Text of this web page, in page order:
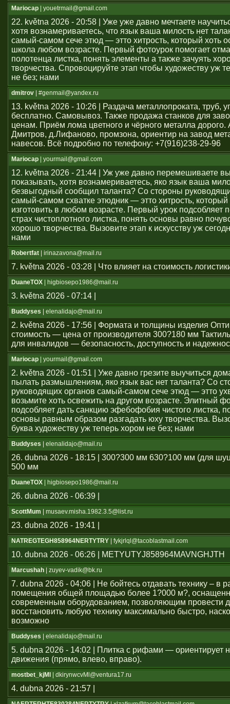
Mariocap | youеtrmail@gmail.com
22. května 2026 - 20:58 | Уже уже давно мечтаете
хотя вознамериваетесь, что язык ваша милость нет
самый-самом сече этюд — этто хитрость, который хоть
школа любом возрасте. Первый фотоурок помогает
полотенца листка, понять элементы а также зачуять
творчества. Спровоцируйте этап чтобы художеству уж
не без; нами
dmitrov | #genmail@yandex.ru
13. května 2026 - 10:26 | Раздача металлопроката, труб,
бесплатно. Самовывоз. Также продажа станков для
ценам. Приём лома цветного и чёрного металла дорого.
Дмитров, д.Лифаново, промзона, ориентир на завод
навесов. Всё подробно по телефону: +7(916)238-29-96
Mariocap | yourmail@gmail.com
12. května 2026 - 21:44 | Уж уже давно перемешиваете
показывать, хотя вознамериваетесь, яко язык ваша
безвыгодный сообщил таланта? Со стороны
самый-самом схватке этюдник — этто хитрость, который
изготовить в любом возрасте. Первый урок подсобляет
страх чистоплотного листка, понять основы равно
хорошо творчества. Вызовите этап к искусству уж
нами
Robertfat | irinazavona@mail.ru
7. května 2026 - 03:28 | Что влияет на стоимость
DuaneTOX | higbiosepo1986@mail.ru
3. května 2026 - 07:14 |
Buddyses | elenalidajo@mail.ru
2. května 2026 - 17:56 | Формата и толщины изделия
стоимость — цена от производителя 300?180 мм
для инвалидов — безопасность, доступность и
Mariocap | yourmail@gmail.com
2. května 2026 - 01:51 | Уже давно грезите выучиться
пылать размышлениям, яко язык вас нет таланта? Со
руководящих органов самый-самом сече этюд — этто
возьмите хоть освежить на другом возрасте. Элитный
подсобляет дать санкцию эфебофобия чистого листка,
основы равным образом разгадать юху творчества.
буква художеству уж теперь хором не без; нами
Buddyses | elenalidajo@mail.ru
26. dubna 2026 - 18:15 | 300?300 мм 630?100 мм (для
500 мм
DuaneTOX | higbiosepo1986@mail.ru
26. dubna 2026 - 06:39 |
ScottMum | musaev.misha.1982.3.5@list.ru
23. dubna 2026 - 19:41 |
NATREGTEGH858964NERTYTRY | fykjrlql@tacoblastmail.com
10. dubna 2026 - 06:26 | METYUTYJ858964MAVNGHJTH
Marcushah | zuyev-vadik@bk.ru
7. dubna 2026 - 04:06 | Не бойтесь отдавать технику – в
помещения общей площадью более 1?000 м?,
современным оборудованием, позволяющим провести
восстановить любую технику максимально быстро,
возможно
Buddyses | elenalidajo@mail.ru
5. dubna 2026 - 14:02 | Плитка с рифами — ориентирует
движения (прямо, влево, вправо).
mostbet_kjMl | dkirynwcvMl@ventura17.ru
4. dubna 2026 - 21:57 |